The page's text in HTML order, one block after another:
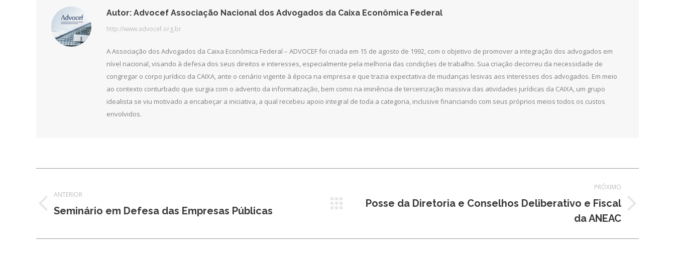
Autor: Advocef Associação Nacional dos Advogados da Caixa Econômica Federal
http://www.advocef.org.br
A Associação dos Advogados da Caixa Econômica Federal – ADVOCEF foi criada em 15 de agosto de 1992, com o objetivo de promover a integração dos advogados em
nível nacional, visando à defesa dos seus direitos e interesses, especialmente pela melhoria das condições de trabalho. Sua criação decorreu da necessidade de
congregar o corpo jurídico da CAIXA, ante o cenário vigente à época na empresa e que trazia expectativa de mudanças lesivas aos interesses dos advogados. Em meio
ao contexto conturbado que surgia com o advento da informatização, bem como na iminência de terceirização massiva das atividades jurídicas da CAIXA, um grupo
idealista se viu motivado a encabeçar a iniciativa, a qual recebeu apoio integral de toda a categoria, inclusive financiando com seus próprios meios todos os custos
envolvidos.
deANTERIOR
Post
Seminário em Defesa das Empresas Públicas
PRÓXIMO
Próximo
Posse da Diretoria e Conselhos Deliberativo e Fiscal
da ANEAC